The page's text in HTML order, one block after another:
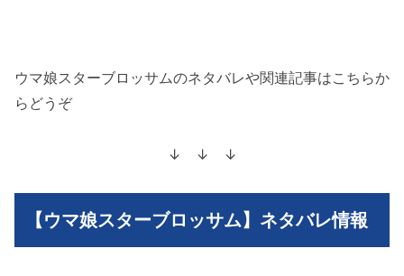
ウマ娘スターブロッサムのネタバレや関連記事はこちらか
らどうぞ
↓ ↓ ↓
【ウマ娘スターブロッサム】ネタバレ情報